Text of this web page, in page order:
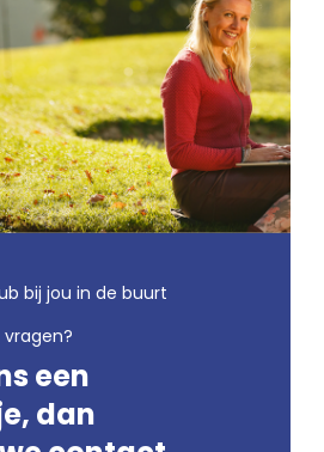
bij jou in de buurt
een
dan